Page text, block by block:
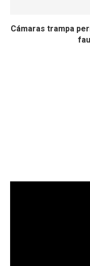
Cámaras trampa